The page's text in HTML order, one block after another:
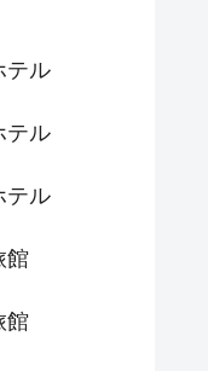
テル
テル
テル
館
館